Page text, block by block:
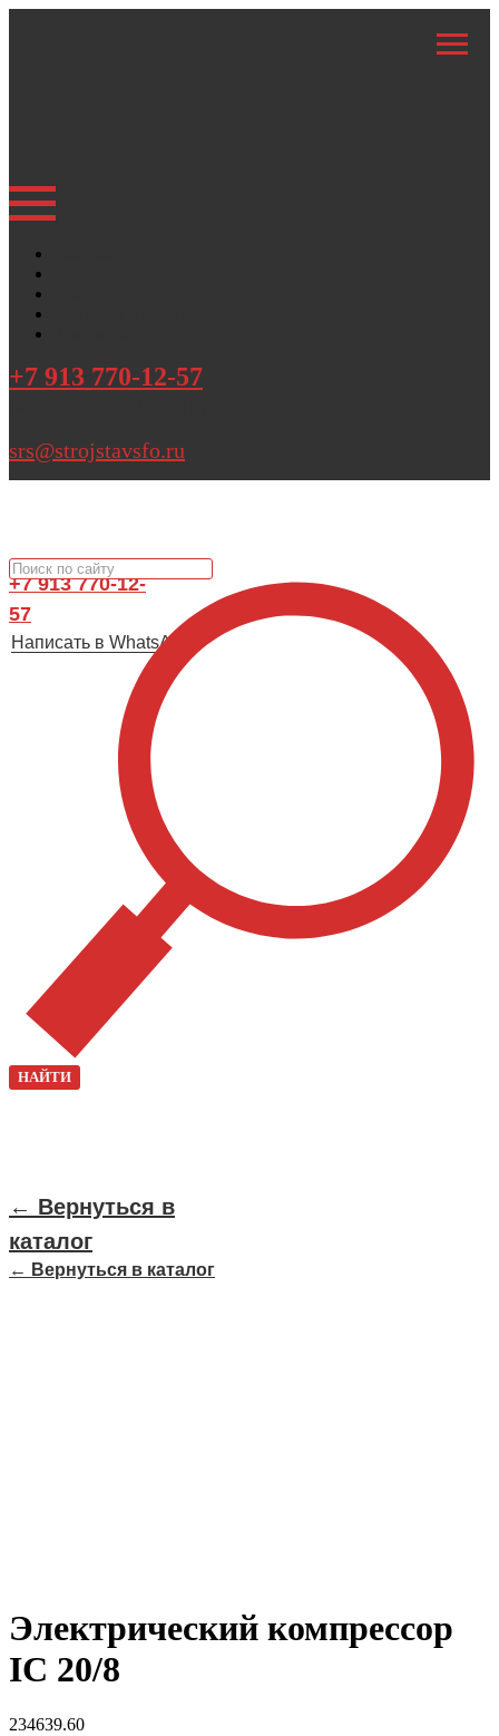
+7 913 770-12-57
srs@strojstavsfo.ru
+7 913 770-12-
57
Написать в WhatsApp
НАЙТИ
← Вернуться в
каталог
← Вернуться в каталог
Электрический компрессор
IC 20/8
234639.60